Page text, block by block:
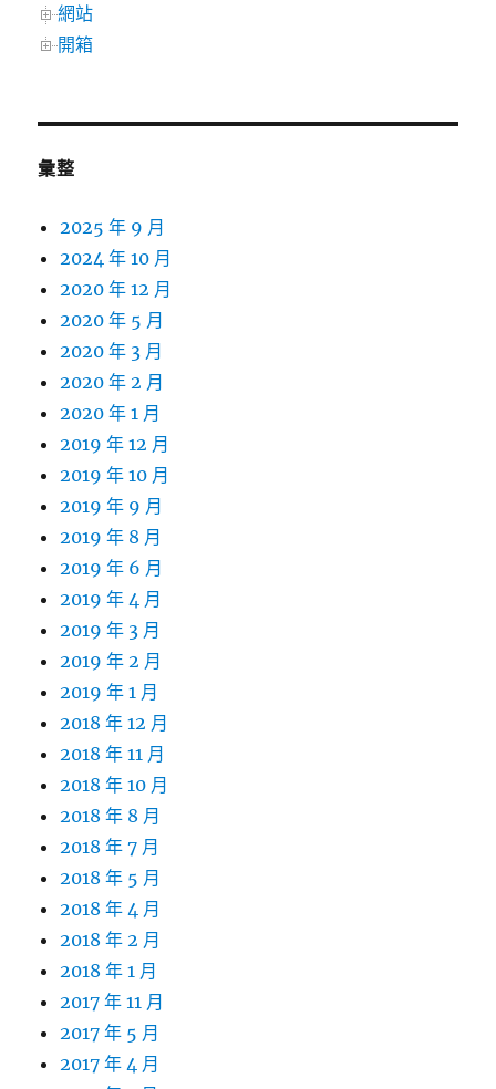
網站
開箱
彙整
2025 年 9 月
2024 年 10 月
2020 年 12 月
2020 年 5 月
2020 年 3 月
2020 年 2 月
2020 年 1 月
2019 年 12 月
2019 年 10 月
2019 年 9 月
2019 年 8 月
2019 年 6 月
2019 年 4 月
2019 年 3 月
2019 年 2 月
2019 年 1 月
2018 年 12 月
2018 年 11 月
2018 年 10 月
2018 年 8 月
2018 年 7 月
2018 年 5 月
2018 年 4 月
2018 年 2 月
2018 年 1 月
2017 年 11 月
2017 年 5 月
2017 年 4 月